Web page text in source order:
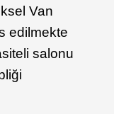
Van
edilmekte
salonu